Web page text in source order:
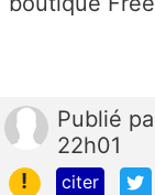
Publié
22h01
!
citer